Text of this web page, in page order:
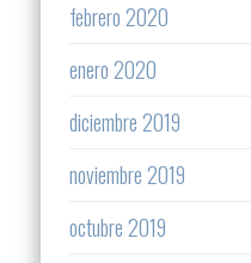
febrero 2020
enero 2020
diciembre 2019
noviembre 2019
octubre 2019